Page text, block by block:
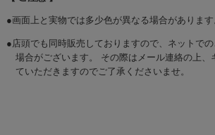
●画面上と実物では多少色が異なる場合があります
●店頭でも同時販売しておりますので、ネットで
場合がございます。 その際はメール連絡の上、
ていただきますのでご了承くださいませ。